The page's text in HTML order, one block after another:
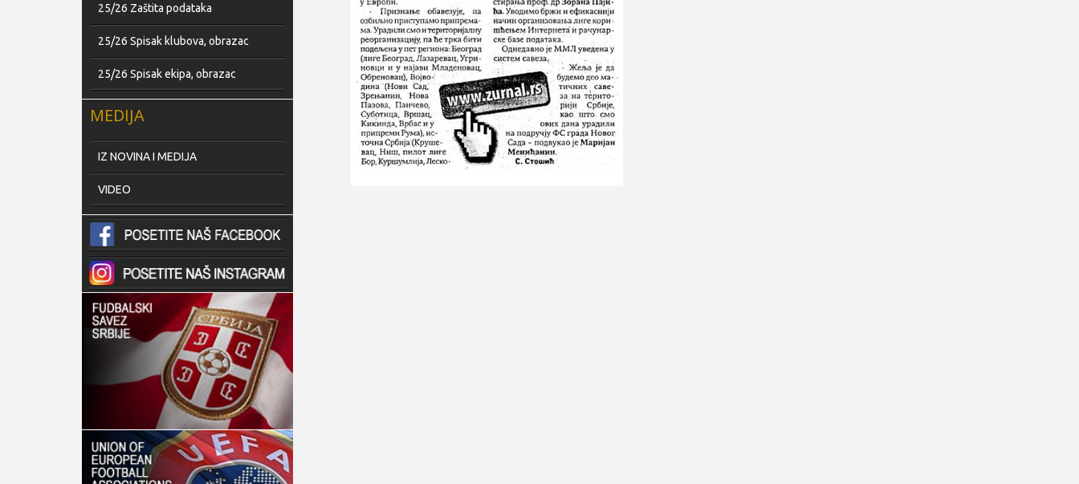
25/26 Zaštita podataka
25/26 Spisak klubova, obrazac
25/26 Spisak ekipa, obrazac
MEDIJA
IZ NOVINA I MEDIJA
VIDEO